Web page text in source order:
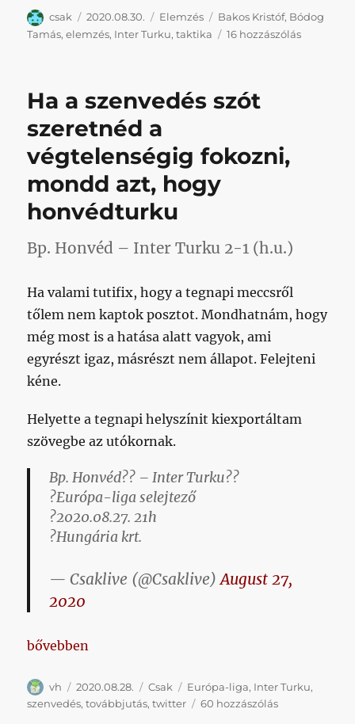
Szerző
csak Közzétéve
2020.08.30. Kategória
Elemzés Címke
Bakos Kristóf, Bódog
Tamás,elemzés, Inter Turku,taktika 16 hozzászólásA
Ha a szenvedés szót
szeretnéd a
végtelenségig fokozni,
mondd azt, hogy
honvédturku
Bp. Honvéd – Inter Turku 2-1 (h.u.)
Ha valami tutifix, hogy a tegnapi meccsről
tőlem nem kaptok posztot. Mondhatnám, hogy
még most is a hatása alatt vagyok, ami
egyrészt igaz, másrészt nem állapot. Felejteni
kéne.
Helyette a tegnapi helyszínit kiexportáltam
szövegbe az utókornak.
Bp. Honvéd?? – Inter Turku??
?Európa-liga selejtező
?2020.08.27. 21h
?️Hungária krt.
— Csaklive (@Csaklive)August 27,
2020
„Ha a szenvedés szót szeretnéd a végtelenségig
bővebben
Szerző
vh Közzétéve
2020.08.28. Kategória
Csak Címke
Európa-liga, Inter Turku,
szenvedés,továbbjutás,twitter 60 hozzászólásHa